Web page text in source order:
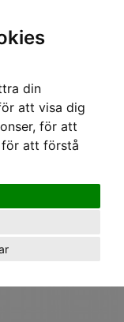
din
att visa dig
för att
att förstå
Nest bår